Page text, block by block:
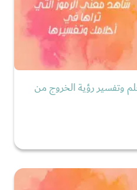
وتفسير رؤية الخروج من